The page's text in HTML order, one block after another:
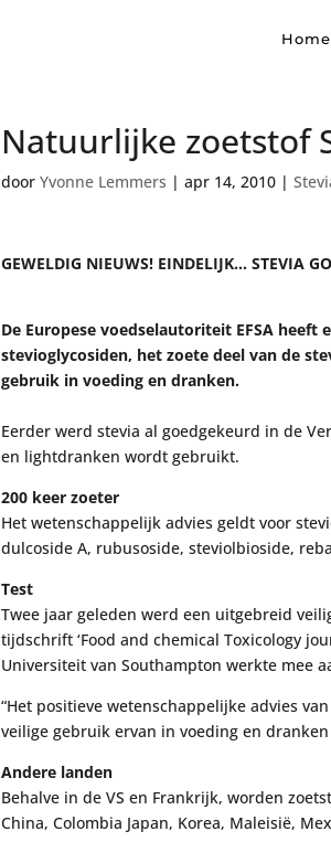
Home
Natuurlijke zoetstof
doorYvonne Lemmers |apr 14, 2010 |
GEWELDIG NIEUWS! EINDELIJK… STEVIA
De Europese voedselautoriteit EFSA
stevioglycosiden, het zoete deel van de
gebruik in voeding en dranken.
Eerder werd stevia al goedgekeurd in de
en lightdranken wordt gebruikt.
200 keer zoeter
Het wetenschappelijk advies geldt voor
dulcoside A, rubusoside, steviolbioside,
Test
Twee jaar geleden werd een uitgebreid
tijdschrift ‘Food and chemical Toxicology
Universiteit van Southampton werkte mee
“Het positieve wetenschappelijke advies
veilige gebruik ervan in voeding en
Andere landen
Behalve in de VS en Frankrijk, worden
China, Colombia Japan, Korea, Maleisië,